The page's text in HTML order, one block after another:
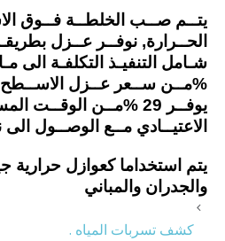
يتــم صــب الخلطــة فــوق
الحــرارة, نوفــر عــزل
%مــن ســعر عــزل الاســطح
يوفــر 29 %مــن
الاعتيــادي مــع الوصــول
يتم استخداما كعوازل
والجدران والمباني
كشف تسربات المياه .